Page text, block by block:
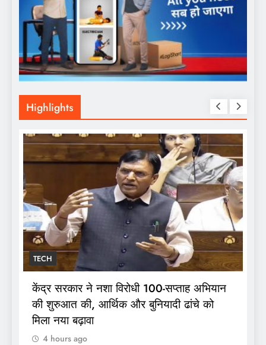
Highlights
100-सप्ताह अभियान
बुनियादी ढांचे को
भारत ने ग्लासगो में
साथ राष्ट्रमंडल खेल 2026